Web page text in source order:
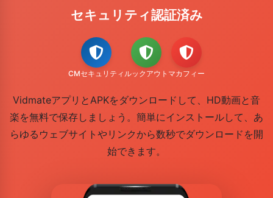
セキュリティ認証済み
CMセキュリティ ルックアウト マカフィー
VidmateアプリとAPKをダウンロードして、HD動画と音
楽を無料で保存しましょう。簡単にインストールして、あ
らゆるウェブサイトやリンクから数秒でダウンロードを開
始できます。